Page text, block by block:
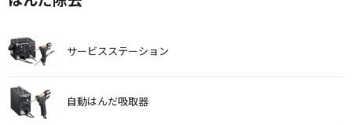
サービスステーション
自動はんだ吸取器